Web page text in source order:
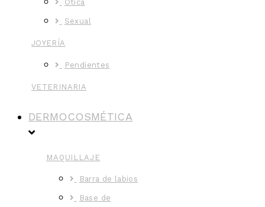
Ótica
Sexual
JOYERÍA
Pendientes
VETERINARIA
DERMOCOSMÉTICA
MAQUILLAJE
Barra de labios
Base de